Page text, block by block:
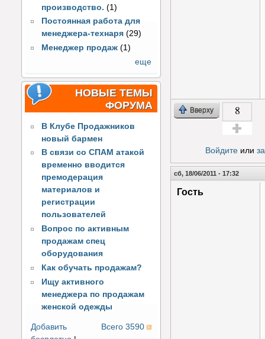
производство. (1)
Постоянная работа для
менеджера-технаря (29)
Менеджер продаж (1)
еще
НОВЫЕ ТЕМЫ
ФОРУМА
В Клубе Продажников
новый бармен
В связи со СПАМ атакой
временно вводится
премодерация
материалов и
регистрации
пользователей
Вопрос по активным
продажам спец
оборудования
Как обучать продажам?
Ищу активного
менеджера по продажам
женской одежды
Всего 3590
Добавить
Вверху 8
Войдитеили
сб, 18/06/2011 - 17:32
Гость